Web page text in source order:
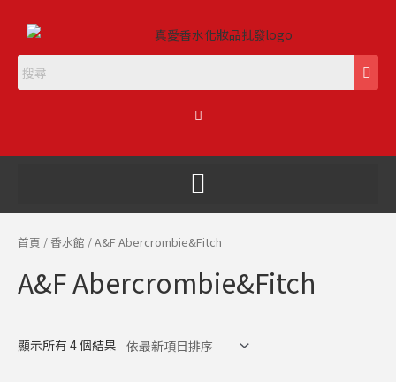
購
首頁 / 香水館 / A&F Abercrombie&Fitch
A&F Abercrombie&Fitch
顯示所有 4 個結果